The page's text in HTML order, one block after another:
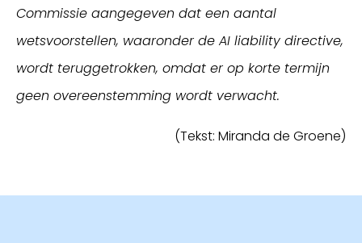
Commissie aangegeven dat een aantal
wetsvoorstellen, waaronder de AI liability directive,
wordt teruggetrokken, omdat er op korte termijn
geen overeenstemming wordt verwacht.
(Tekst: Miranda de Groene)